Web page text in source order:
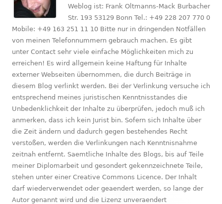
Weblog ist: Frank Oltmanns-Mack Burbacher
Str. 193 53129 Bonn Tel.: +49 228 207 770 0
Mobile: +49 163 251 11 10 Bitte nur in dringenden Notfällen
von meinen Telefonnummern gebrauch machen. Es gibt
unter Contact sehr viele einfache Möglichkeiten mich zu
erreichen! Es wird allgemein keine Haftung für Inhalte
externer Webseiten übernommen, die durch Beiträge in
diesem Blog verlinkt werden. Bei der Verlinkung versuche ich
entsprechend meines juristischen Kenntnisstandes die
Unbedenklichkeit der Inhalte zu überprüfen, jedoch muß ich
anmerken, dass ich kein Jurist bin. Sofern sich Inhalte über
die Zeit ändern und dadurch gegen bestehendes Recht
verstoßen, werden die Verlinkungen nach Kenntnisnahme
zeitnah entfernt. Saemtliche Inhalte des Blogs, bis auf Teile
meiner Diplomarbeit und gesondert gekennzeichnete Teile,
stehen unter einer Creative Commons Licence. Der Inhalt
darf wiederverwendet oder geaendert werden, so lange der
Autor genannt wird und die Lizenz unveraendert